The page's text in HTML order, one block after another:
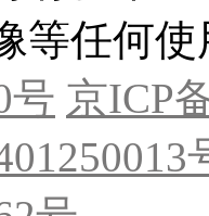
等任何使
号 京ICP